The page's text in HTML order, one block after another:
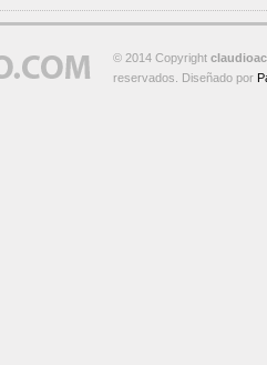
© 2014 Copyright
reservados. Diseñado por